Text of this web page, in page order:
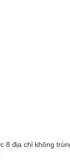
8 địa chỉ không